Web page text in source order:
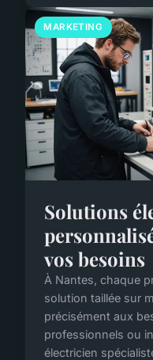
MARKETING
Solutions
vos besoins
À Nantes, chaque
solution taillée sur
précisément aux
professionnels ou
électricien